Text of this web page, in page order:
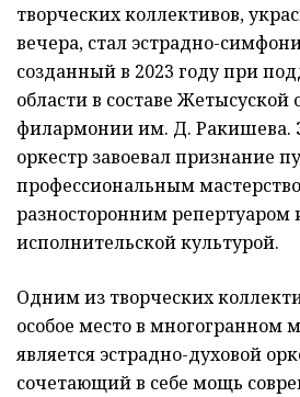
творческих коллективов,
вечера, стал эстрадно-
созданный в 2023 году при
области в составе Жетысуской
филармонии им. Д. Ракишева.
оркестр завоевал признание
профессиональным
разносторонним репертуаром
исполнительской культурой.
Одним из творческих
особое место в многогранном
является эстрадно-духовой
сочетающий в себе мощь